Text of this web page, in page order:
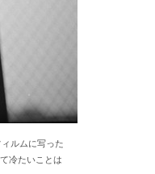
ルムに写った
冷たいことは